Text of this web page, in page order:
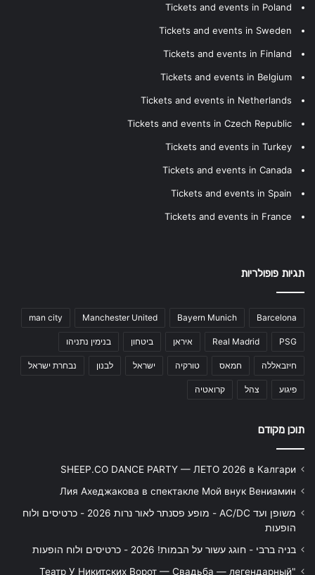
Tickets and events in Poland
Tickets and events in Sweden
Tickets and events in Finland
Tickets and events in Belgium
Tickets and events in Netherlands
Tickets and events in Czech Republic
Tickets and events in Turkey
Tickets and events in Canada
Tickets and events in Spain
Tickets and events in France
תגיות פופולריות
Barcelona
Bayern Munich
Manchester United
man city
PSG
Real Madrid איראן ביטחון בנימין נתניהו
חיזבאללה חמאס טורקיה ישראל לבנון נבחרת ישראל
פיגוע צהל קרואטיה
תוכן מקודם
SHEEP.CO DANCE PARTY — ЛЕТО 2026 в Калгари
Лия Ахеджакова в спектакле Мой внук Вениамин
משופן ועד AC/DC - מופע פסנתר לאור נרות 2026 - כרטיסים ולוח
הופעות
בניה ברבי - חוגג עשור על הבמות! 2026 - כרטיסים ולוח הופעות
"Театр У Никитских Ворот — Свадьба — легендарный